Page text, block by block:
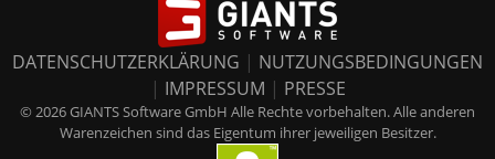
DATENSCHUTZERKLÄRUNG | NUTZUNGSBEDINGUNGEN
| IMPRESSUM | PRESSE
© 2026 GIANTS Software GmbH Alle Rechte vorbehalten. Alle anderen
Warenzeichen sind das Eigentum ihrer jeweiligen Besitzer.